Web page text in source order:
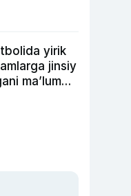
yirik
jinsiy
ma’lum